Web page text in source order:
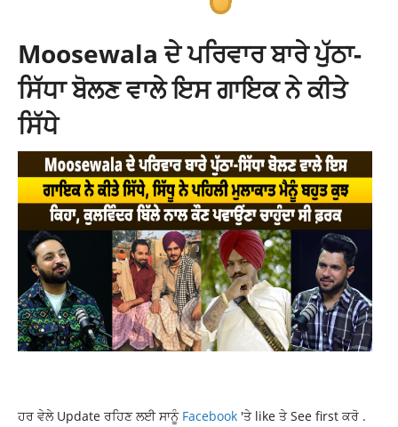
Moosewala ਦੇ ਪਰਿਵਾਰ ਬਾਰੇ ਪੁੱਠਾ-
ਸਿੱਧਾ ਬੋਲਣ ਵਾਲੇ ਇਸ ਗਾਇਕ ਨੇ ਕੀਤੇ
ਸਿੱਧੇ
ਹਰ ਵੇਲੇ Update ਰਹਿਣ ਲਈ ਸਾਨੂੰ Facebook 'ਤੇ like ਤੇ See first ਕਰੋ .